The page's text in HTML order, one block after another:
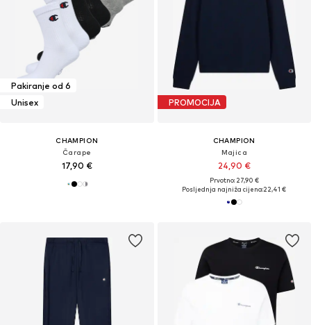
Pakiranje od 6
Unisex
CHAMPION
Čarape
17,90 €
PROMOCIJA
CHAMPION
Majica
24,90 €
Prvotno: 27,90 €
Posljednja najniža cijena:22,41 €